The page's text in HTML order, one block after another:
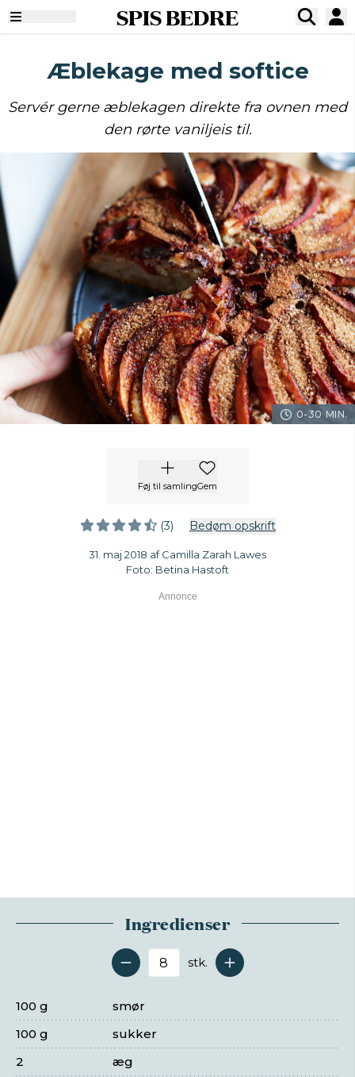
SPIS BEDRE
Æblekage med softice
Servér gerne æblekagen direkte fra ovnen med
den rørte vaniljeis til.
0-30 MIN.
Føj til samlingGem
(3) Bedøm opskrift
31. maj 2018 af Camilla Zarah Lawes
Foto: Betina Hastoft
Ingredienser
Antal serveringer
stk.
smør
100 g
sukker
100 g
æg
2